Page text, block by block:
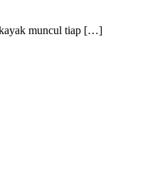
kayak muncul tiap […]